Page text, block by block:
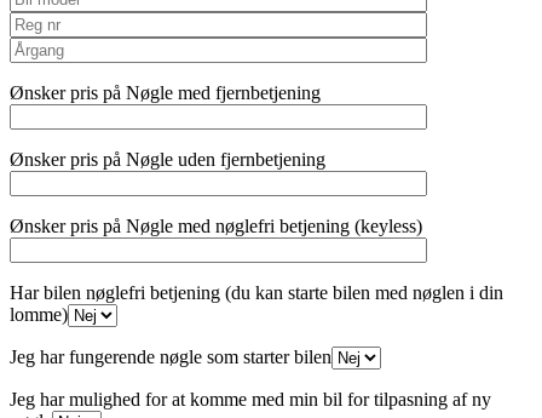
Ønsker pris på Nøgle med fjernbetjening
Ønsker pris på Nøgle uden fjernbetjening
Ønsker pris på Nøgle med nøglefri betjening (keyless)
Har bilen nøglefri betjening (du kan starte bilen med nøglen i din
lomme)
Jeg har fungerende nøgle som starter bilen
Jeg har mulighed for at komme med min bil for tilpasning af ny